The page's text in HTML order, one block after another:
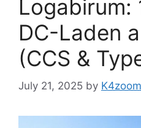
Logabirum:
DC-Laden
(CCS &
July 21, 2025 by K4zoom